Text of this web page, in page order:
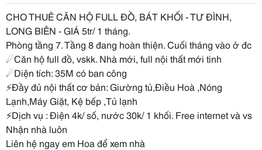
CHO THUÊ CĂN HỘ FULL ĐỒ, BÁT KHỐI - TƯ ĐÌNH,
LONG BIÊN - GIÁ 5tr/ 1 tháng.
Phòng tầng 7. Tầng 8 đang hoàn thiện. Cuối tháng vào ở đc
☄Căn hộ full đồ, vskk. Nhà mới, full nội thất mới tinh
☄Diện tích: 35M có ban công
⚡Đầy đủ nội thất cơ bản: Giường tủ,Điều Hoà ,Nóng
Lạnh,Máy Giặt, Kệ bếp ,Tủ lạnh
⚡Dịch vụ : Điện 4k/ số, nước 30k/ 1 khối. Free internet và vs
Nhận nhà luôn
Liên hệ ngay em Hoa để xem nhà